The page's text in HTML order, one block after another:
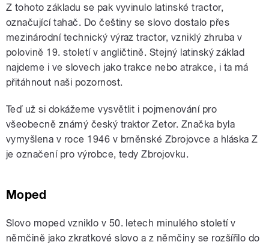
Z tohoto základu se pak vyvinulo latinské tractor,
označující tahač. Do češtiny se slovo dostalo přes
mezinárodní technický výraz tractor, vzniklý zhruba v
polovině 19. století v angličtině. Stejný latinský základ
najdeme i ve slovech jako trakce nebo atrakce, i ta má
přitáhnout naši pozornost.
Teď už si dokážeme vysvětlit i pojmenování pro
všeobecně známý český traktor Zetor. Značka byla
vymyšlena v roce 1946 v brněnské Zbrojovce a hláska Z
je označení pro výrobce, tedy Zbrojovku.
Moped
Slovo moped vzniklo v 50. letech minulého století v
němčině jako zkratkové slovo a z němčiny se rozšířilo do